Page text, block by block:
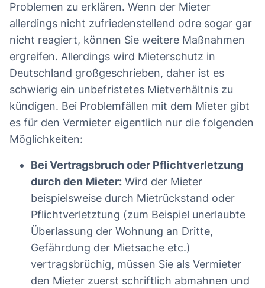
Problemen zu erklären. Wenn der Mieter
allerdings nicht zufriedenstellend odre sogar gar
nicht reagiert, können Sie weitere Maßnahmen
ergreifen. Allerdings wird Mieterschutz in
Deutschland großgeschrieben, daher ist es
schwierig ein unbefristetes Mietverhältnis zu
kündigen. Bei Problemfällen mit dem Mieter gibt
es für den Vermieter eigentlich nur die folgenden
Möglichkeiten:
Bei Vertragsbruch oder Pflichtverletzung
durch den Mieter: Wird der Mieter
beispielsweise durch Mietrückstand oder
Pflichtverletztung (zum Beispiel unerlaubte
Überlassung der Wohnung an Dritte,
Gefährdung der Mietsache etc.)
vertragsbrüchig, müssen Sie als Vermieter
den Mieter zuerst schriftlich abmahnen und